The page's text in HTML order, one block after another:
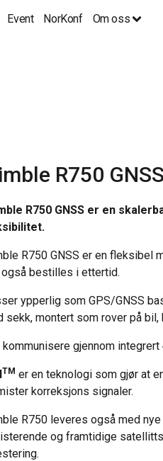
Event NorKonf Om oss
R750 GNSS
R750 GNSS er en
R750 GNSS er en fleksibel
også bestilles i ettertid.
ypperlig som GPS/GNSS
sekk, montert som rover på bil,
kommunisere gjennom integrert
TM er en teknologi som gjør at
korreksjons signaler.
R750 leveres også med nye
og framtidige